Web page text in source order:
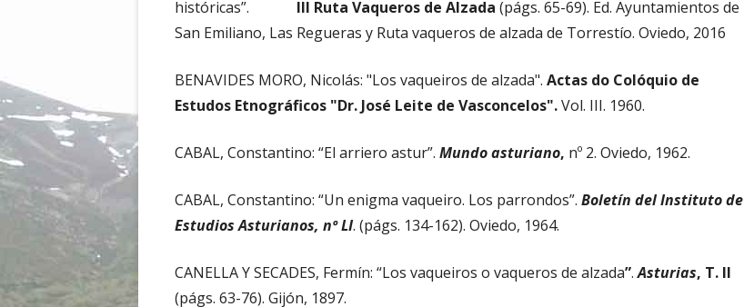
históricas”. III Ruta Vaqueros de Alzada (págs. 65-69). Ed. Ayuntamientos de
San Emiliano, Las Regueras y Ruta vaqueros de alzada de Torrestío. Oviedo, 2016
BENAVIDES MORO, Nicolás: "Los vaqueiros de alzada". Actas do Colóquio de
Estudos Etnográficos "Dr. José Leite de Vasconcelos".Vol. III. 1960.
CABAL, Constantino: “El arriero astur”. Mundo asturiano, nº 2. Oviedo, 1962.
CABAL, Constantino: “Un enigma vaqueiro. Los parrondos”. Boletín del Instituto de
Estudios Asturianos, nº LI. (págs. 134-162). Oviedo, 1964.
CANELLA Y SECADES, Fermín: “Los vaqueiros o vaqueros de alzada”. Asturias, T. II
(págs. 63-76). Gijón, 1897.